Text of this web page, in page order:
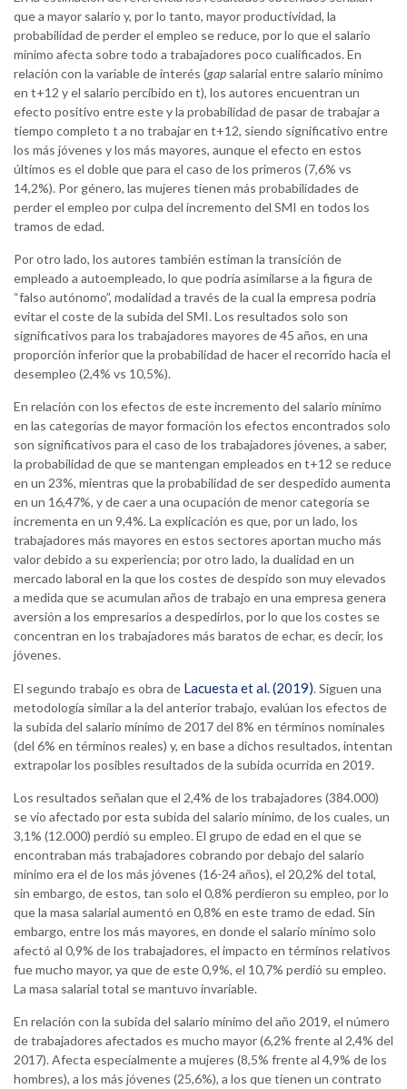
que a mayor salario y, por lo tanto, mayor productividad, la
probabilidad de perder el empleo se reduce, por lo que el salario
mínimo afecta sobre todo a trabajadores poco cualificados. En
relación con la variable de interés (gap salarial entre salario mínimo
en t+12 y el salario percibido en t), los autores encuentran un
efecto positivo entre este y la probabilidad de pasar de trabajar a
tiempo completo t a no trabajar en t+12, siendo significativo entre
los más jóvenes y los más mayores, aunque el efecto en estos
últimos es el doble que para el caso de los primeros (7,6% vs
14,2%). Por género, las mujeres tienen más probabilidades de
perder el empleo por culpa del incremento del SMI en todos los
tramos de edad.
Por otro lado, los autores también estiman la transición de
empleado a autoempleado, lo que podría asimilarse a la figura de
“falso autónomo”, modalidad a través de la cual la empresa podría
evitar el coste de la subida del SMI. Los resultados solo son
significativos para los trabajadores mayores de 45 años, en una
proporción inferior que la probabilidad de hacer el recorrido hacia el
desempleo (2,4% vs 10,5%).
En relación con los efectos de este incremento del salario mínimo
en las categorías de mayor formación los efectos encontrados solo
son significativos para el caso de los trabajadores jóvenes, a saber,
la probabilidad de que se mantengan empleados en t+12 se reduce
en un 23%, mientras que la probabilidad de ser despedido aumenta
en un 16,47%, y de caer a una ocupación de menor categoría se
incrementa en un 9,4%. La explicación es que, por un lado, los
trabajadores más mayores en estos sectores aportan mucho más
valor debido a su experiencia; por otro lado, la dualidad en un
mercado laboral en la que los costes de despido son muy elevados
a medida que se acumulan años de trabajo en una empresa genera
aversión a los empresarios a despedirlos, por lo que los costes se
concentran en los trabajadores más baratos de echar, es decir, los
jóvenes.
El segundo trabajo es obra de Lacuesta et al. (2019). Siguen una
metodología similar a la del anterior trabajo, evalúan los efectos de
la subida del salario mínimo de 2017 del 8% en términos nominales
(del 6% en términos reales) y, en base a dichos resultados, intentan
extrapolar los posibles resultados de la subida ocurrida en 2019.
Los resultados señalan que el 2,4% de los trabajadores (384.000)
se vio afectado por esta subida del salario mínimo, de los cuales, un
3,1% (12.000) perdió su empleo. El grupo de edad en el que se
encontraban más trabajadores cobrando por debajo del salario
mínimo era el de los más jóvenes (16-24 años), el 20,2% del total,
sin embargo, de estos, tan solo el 0,8% perdieron su empleo, por lo
que la masa salarial aumentó en 0,8% en este tramo de edad. Sin
embargo, entre los más mayores, en donde el salario mínimo solo
afectó al 0,9% de los trabajadores, el impacto en términos relativos
fue mucho mayor, ya que de este 0,9%, el 10,7% perdió su empleo.
La masa salarial total se mantuvo invariable.
En relación con la subida del salario mínimo del año 2019, el número
de trabajadores afectados es mucho mayor (6,2% frente al 2,4% del
2017). Afecta especialmente a mujeres (8,5% frente al 4,9% de los
hombres), a los más jóvenes (25,6%), a los que tienen un contrato